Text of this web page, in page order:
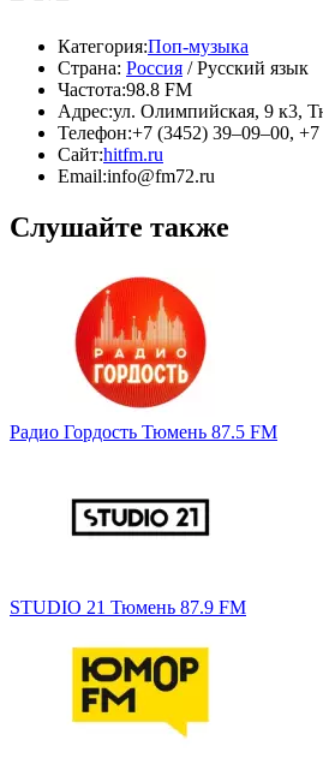
Категория:Поп-музыка
Страна: Россия / Русский язык
Частота:98.8 FM
Адрес:ул. Олимпийская, 9 к3,
Телефон:+7 (3452) 39–09–00,
Сайт:hitfm.ru
Email:info@fm72.ru
Слушайте также
Радио Гордость Тюмень 87.5 FM
STUDIO 21 Тюмень 87.9 FM